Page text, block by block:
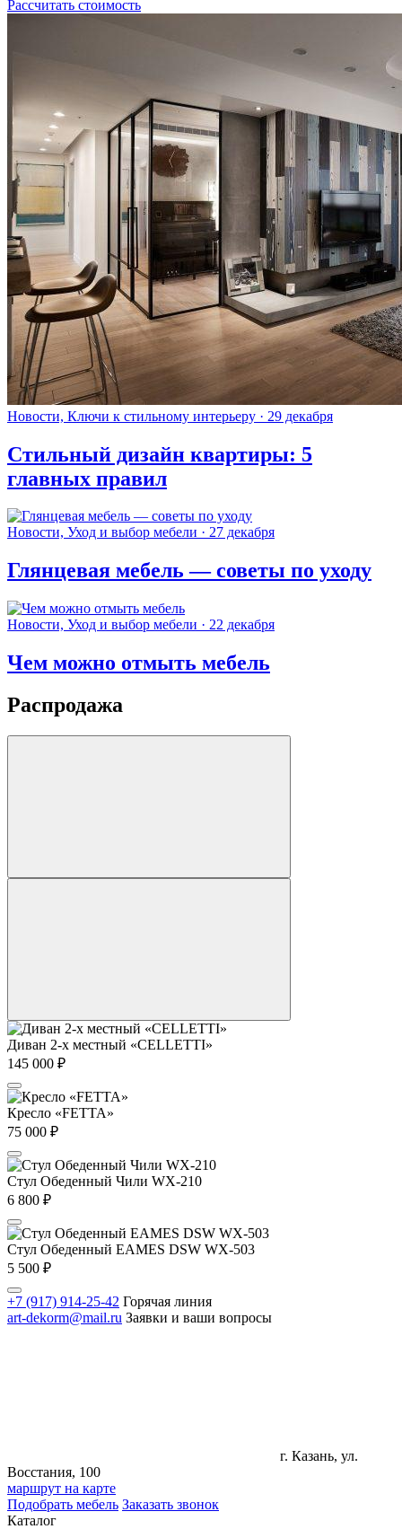
Рассчитать стоимость
Новости, Ключи к стильному интерьеру · 29 декабря
Стильный дизайн квартиры: 5
главных правил
Новости, Уход и выбор мебели · 27 декабря
Глянцевая мебель — советы по уходу
Новости, Уход и выбор мебели · 22 декабря
Чем можно отмыть мебель
Распродажа
Диван 2-х местный «CELLETTI»
145 000 ₽
Кресло «FETTA»
75 000 ₽
Стул Обеденный Чили WX-210
6 800 ₽
Стул Обеденный EAMES DSW WX-503
5 500 ₽
+7 (917) 914-25-42 Горячая линия
art-dekorm@mail.ru Заявки и ваши вопросы
г. Казань, ул.
Восстания, 100
маршрут на карте
Подобрать мебель Заказать звонок
Каталог